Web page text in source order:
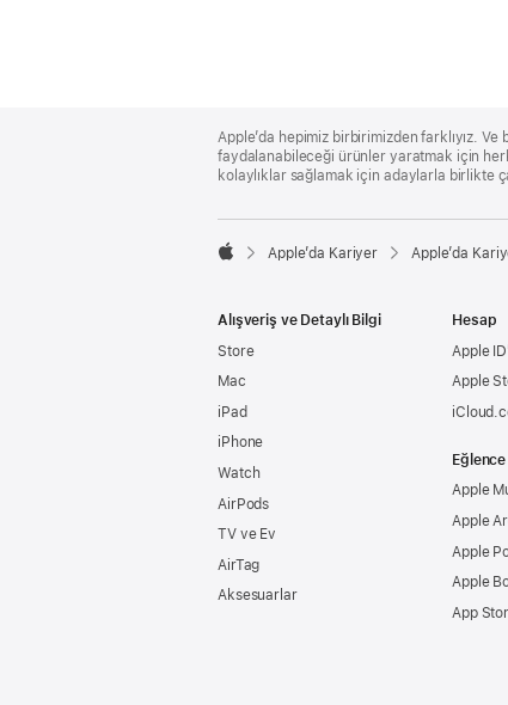
Footer
Apple’da hepimiz birbirimizden farklıyız.
faydalanabileceği ürünler yaratmak için
kolaylıklar sağlamak için adaylarla birlikte

Apple’da Kariyer Apple’da
Alışveriş ve Detaylı Bilgi
Store
Mac
iPad
iPhone
Watch
AirPods
TV ve Ev
AirTag
Aksesuarlar
Hesap
Apple
Apple
Eğlence
Apple
Apple
Apple
Apple
App